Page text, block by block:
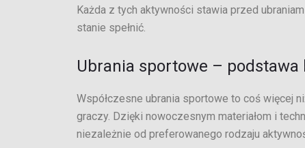
Każda z tych aktywności stawia przed
stanie spełnić.
Ubrania sportowe –
Współczesne ubrania sportowe to coś więcej
graczy. Dzięki nowoczesnym materiałom i
niezależnie od preferowanego rodzaju